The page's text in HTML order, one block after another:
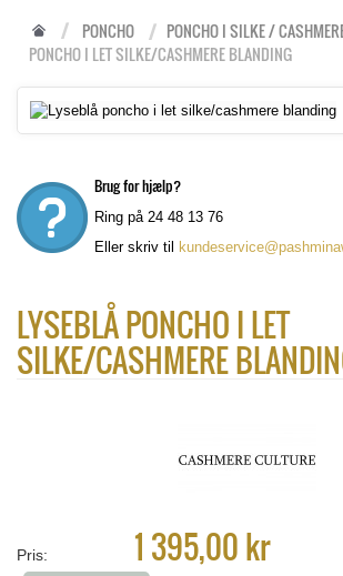
PONCHO PONCHO I SILKE /
PONCHO I LET SILKE/CASHMERE BLANDING
Brug for hjælp?
Ring på 24 48 13 76
Eller skriv til
LYSEBLÅ PONCHO I LET
SILKE/CASHMERE
Pris: 1 395,00 kr